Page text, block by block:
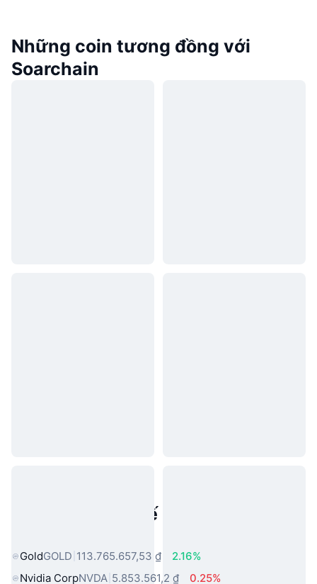
Những coin tương đồng với
Soarchain
Tài sản trong thế giới thực phổ
GoldGOLD 113.765.657,53 ₫
2.16%
Nvidia CorpNVDA 5.853.561,2 ₫ 0.25%